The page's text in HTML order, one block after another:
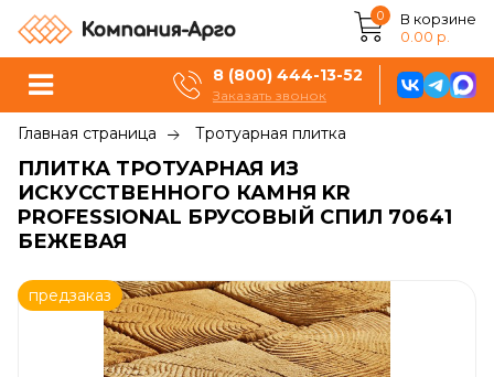
0
В корзине
0.00 р.
8 (800) 444-13-52
Заказать звонок
Главная страница Тротуарная плитка
ПЛИТКА ТРОТУАРНАЯ ИЗ
ИСКУССТВЕННОГО КАМНЯ KR
PROFESSIONAL БРУСОВЫЙ СПИЛ 70641
БЕЖЕВАЯ
предзаказ